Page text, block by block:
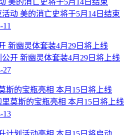
动 美的消亡史将于5月14日结束
开 新幽灵体套装4月29日将上线
27
莫斯的宝瓶亮相 本月15日将上线
13